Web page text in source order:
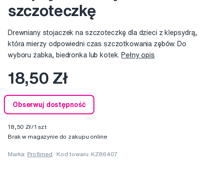
szczoteczkę
Drewniany stojaczek na szczoteczkę dla dzieci z klepsydrą,
która mierzy odpowiedni czas szczotkowania zębów. Do
wyboru żabka, biedronka lub kotek. Pełny opis
18,50 Zł
Obserwuj dostępność
18,50 Zł/1 szt
Brak w magazynie do zakupu online
Marka: Profimed Kod towaru: KZ86407